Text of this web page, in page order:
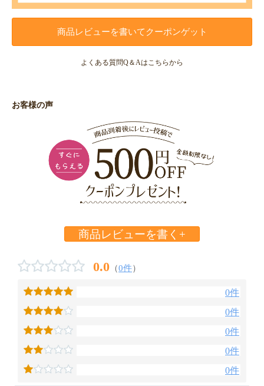
商品レビューを書いてクーポンゲット
よくある質問Q＆Aはこちらから
お客様の声
商品レビューを書く+
0.0 （0件）
0件
0件
0件
0件
0件